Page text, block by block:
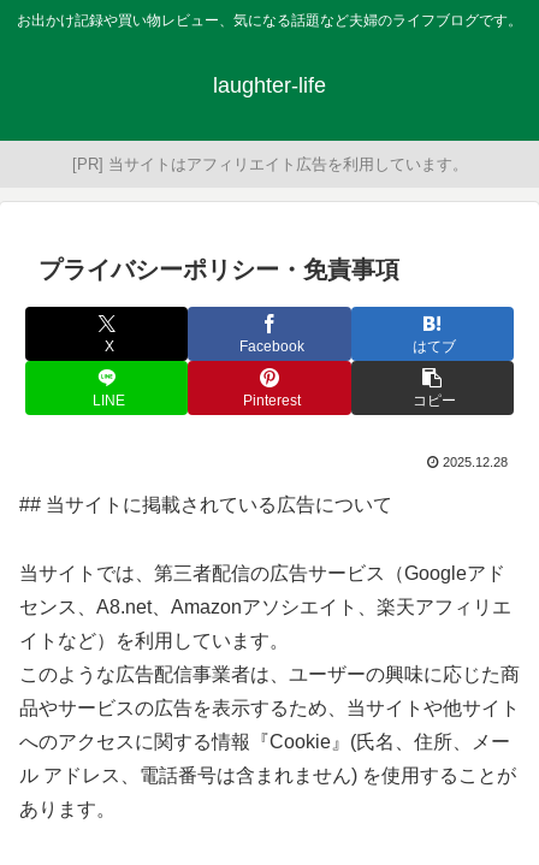
お出かけ記録や買い物レビュー、気になる話題など夫婦のライフブログです。
laughter-life
[PR] 当サイトはアフィリエイト広告を利用しています。
プライバシーポリシー・免責事項
X Facebook はてブ
LINE Pinterest コピー
2025.12.28
## 当サイトに掲載されている広告について
当サイトでは、第三者配信の広告サービス（Googleアド
センス、A8.net、Amazonアソシエイト、楽天アフィリエ
イトなど）を利用しています。
このような広告配信事業者は、ユーザーの興味に応じた商
品やサービスの広告を表示するため、当サイトや他サイト
へのアクセスに関する情報『Cookie』(氏名、住所、メー
ル アドレス、電話番号は含まれません) を使用することが
あります。